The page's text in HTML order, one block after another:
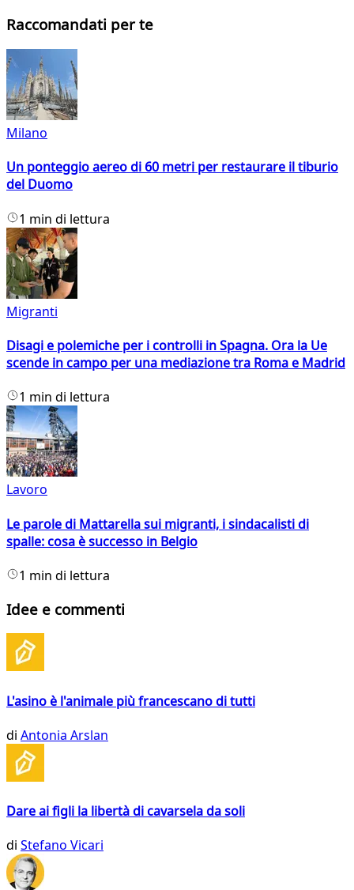
Raccomandati per te
Milano
Un ponteggio aereo di 60 metri per restaurare il tiburio
del Duomo
1 min di lettura
Migranti
Disagi e polemiche per i controlli in Spagna. Ora la Ue
scende in campo per una mediazione tra Roma e Madrid
1 min di lettura
Lavoro
Le parole di Mattarella sui migranti, i sindacalisti di
spalle: cosa è successo in Belgio
1 min di lettura
Idee e commenti
L'asino è l'animale più francescano di tutti
di Antonia Arslan
Dare ai figli la libertà di cavarsela da soli
di Stefano Vicari